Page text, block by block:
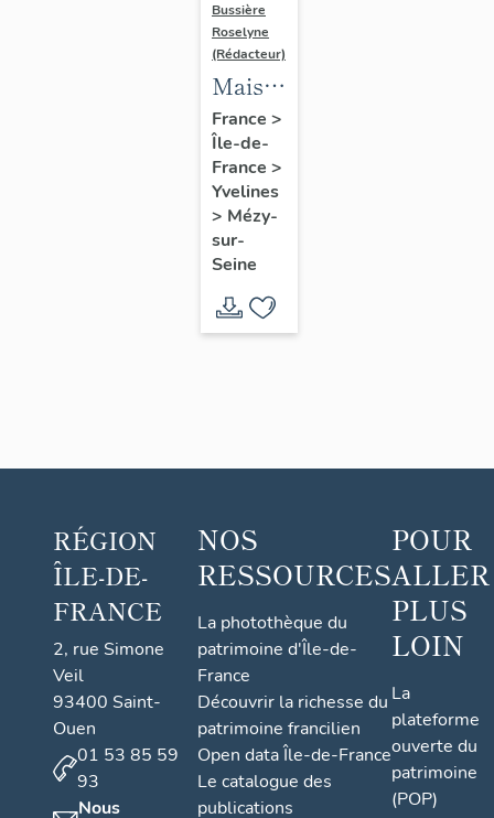
Bussière
Roselyne
(Rédacteur)
Maison
de
villégiature
dite
villa
ou
château
Poiret
France >
Île-de-
France >
Yvelines
> Mézy-
sur-
Seine
RÉGION
ÎLE-DE-
FRANCE
2, rue Simone
Veil
93400 Saint-
Ouen
01 53 85 59
93
Nous
NOS
RESSOURCES
La photothèque du
patrimoine d'Île-de-
France
Découvrir la richesse du
patrimoine francilien
Open data Île-de-France
Le catalogue des
publications
POUR
ALLER
PLUS
LOIN
La
plateforme
ouverte du
patrimoine
(POP)